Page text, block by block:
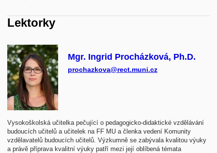
Lektorky
Mgr. Ingrid Procházková, Ph.D.
prochazkova@rect.muni.cz
Vysokoškolská učitelka pečující o pedagogicko-didaktické vzdělávání
budoucích učitelů a učitelek na FF MU a členka vedení Komunity
vzdělavatelů budoucích učitelů. Výzkumně se zabývala kvalitou výuky
a právě příprava kvalitní výuky patří mezi její oblíbená témata